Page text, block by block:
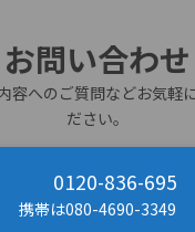
お問い合わせ
容へのご質問などお気軽
ださい。
0120-836-695
携帯は080-4690-3349